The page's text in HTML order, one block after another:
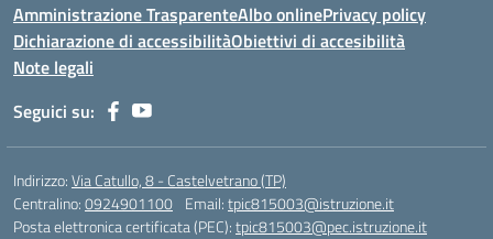
Amministrazione TrasparenteAlbo onlinePrivacy policy
Dichiarazione di accessibilitàObiettivi di accesibilità
Note legali
Seguici su:
Indirizzo:Via Catullo, 8 - Castelvetrano (TP)
Centralino:0924901100 Email:tpic815003@istruzione.it
Posta elettronica certificata (PEC):tpic815003@pec.istruzione.it